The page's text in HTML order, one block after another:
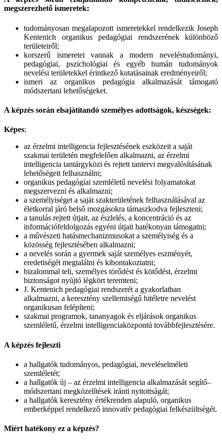
megszerezhető ismeretek:
tudományosan megalapozott ismeretekkel rendelkezik Joseph
Kentenich organikus pedagógiai rendszerének különböző
területeiről;
korszerű ismeretei vannak a modern neveléstudományi,
pedagógiai, pszichológiai és egyéb humán tudományok
nevelési területekkel érintkező kutatásainak eredményeiről;
ismeri az organikus pedagógia alkalmazását támogató
módszertani lehetőségeket.
A képzés során elsajátítandó személyes adottságok, készségek:
Képes:
az érzelmi intelligencia fejlesztésének eszközeit a saját
szakmai területén megfelelően alkalmazni, az érzelmi
intelligencia tantárgyközi és rejtett tantervi megvalósításának
lehetőségeit felhasználni;
organikus pedagógiai szemléletű nevelési folyamatokat
megszervezni és alkalmazni;
a személyiséget a saját szakterületének felhasználásával az
életkorral járó belső mozgásokra támaszkodva fejleszteni;
a tanulás rejtett útjait, az észlelés, a koncentráció és az
információfeldolgozás egyéni útjait hatékonyan támogatni;
a művészeti hatásmechanizmusokat a személyiség és a
közösség fejlesztésében alkalmazni;
a nevelés során a gyermek saját személyes eszményét,
eredetiségét megtalálni és kibontakoztatni;
bizalommal teli, személyes törődést és kötődést, érzelmi
biztonságot nyújtó légkört teremteni;
J. Kentenich pedagógiai rendszerét a gyakorlatban
alkalmazni, a keresztény szellemiségű hitéletre nevelést
organikusan felépíteni;
szakmai programok, tananyagok és eljárások organikus
szemléletű, érzelmi intelligenciaközpontú továbbfejlesztésére.
A képzés fejleszti
a hallgatók tudományos, pedagógiai, neveléselméleti
szemléletét;
a hallgatók új – az érzelmi intelligencia alkalmazását segítő–
módszertani megközelítések iránti nyitottságát;
a hallgatók keresztény értékrenden alapuló, organikus
emberképpel rendelkező innovatív pedagógiai felkészültségét.
Miért hatékony ez a képzés?